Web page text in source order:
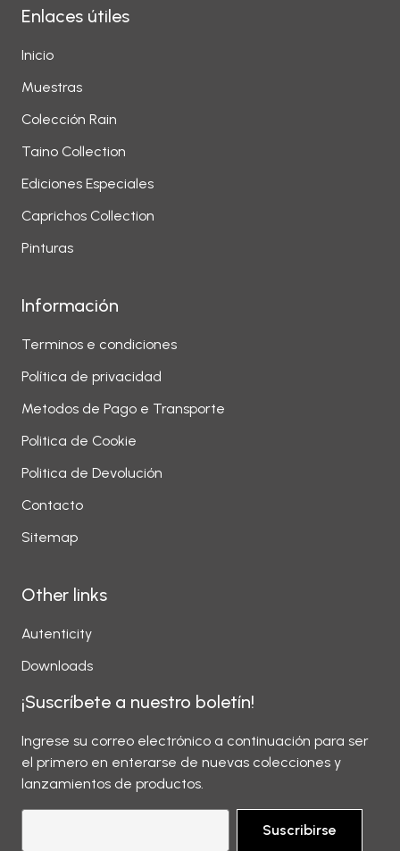
Enlaces útiles
Inicio
Muestras
Colección Rain
Taino Collection
Ediciones Especiales
Caprichos Collection
Pinturas
Información
Terminos e condiciones
Política de privacidad
Metodos de Pago e Transporte
Politica de Cookie
Politica de Devolución
Contacto
Sitemap
Other links
Autenticity
Downloads
¡Suscríbete a nuestro boletín!
Ingrese su correo electrónico a continuación para ser
el primero en enterarse de nuevas colecciones y
lanzamientos de productos.
Suscribirse